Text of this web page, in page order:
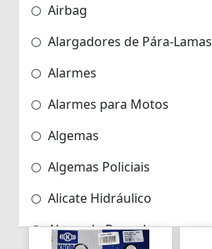
Airbag
Alargadores de Pára-Lamas
Alarmes
Alarmes para Motos
Algemas
Algemas Policiais
Alicate Hidráulico
Almas de Para-choques